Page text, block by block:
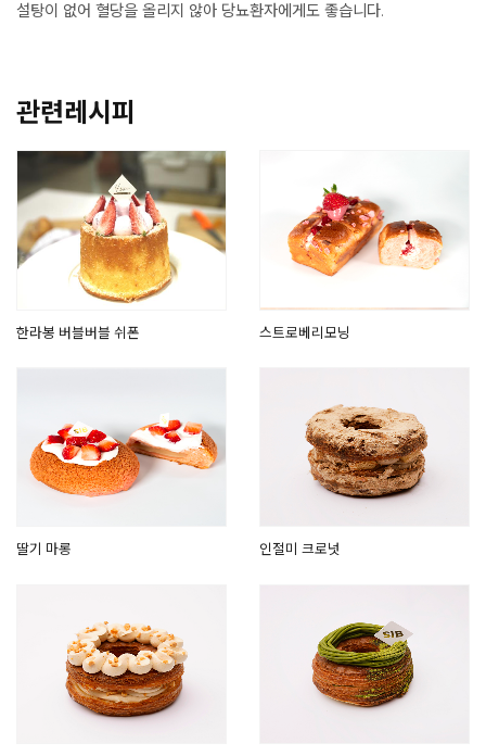
설탕이 없어 혈당을 올리지 않아 당뇨환자에게도 좋습니다.
관련레시피
한라봉 버블버블 쉬폰 스트로베리모닝
딸기 마롱 인절미 크로넛